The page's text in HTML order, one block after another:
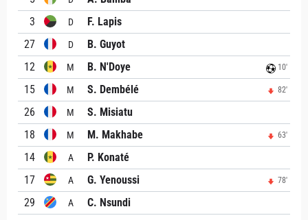
3
D
F. Lapis
27
D
B. Guyot
12
M B. N'Doye 10'
15 M S. Dembélé 82'
26 M
S. Misiatu
18
M M. Makhabe 63'
14 A
P. Konaté
17
A G. Yenoussi 78'
29 A C. Nsundi